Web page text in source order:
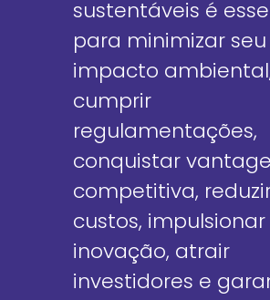
sustentáveis é
para minimizar seu
impacto
cumprir
regulamentações,
conquistar
competitiva,
custos, impulsionar
inovação, atrair
investidores e